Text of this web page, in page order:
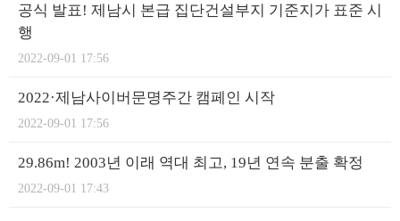
공식 발표! 제남시 본급 집단건설부지 기준지가 표준 시
행
2022-09-01 17:56
2022·제남사이버문명주간 캠페인 시작
2022-09-01 17:56
29.86m! 2003년 이래 역대 최고, 19년 연속 분출 확정
2022-09-01 17:43